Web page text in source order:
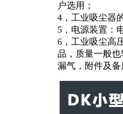
户选用；
4，工业吸尘器
5，电源装置：
6，工业吸尘高
品，质量一般
漏气，附件及